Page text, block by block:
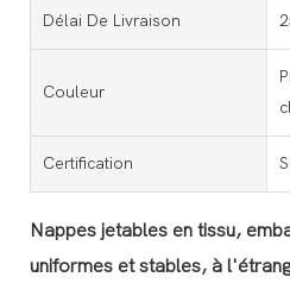
Délai De Livraison
Couleur
Certification
Nappes jetables en tissu,
uniformes et stables, à